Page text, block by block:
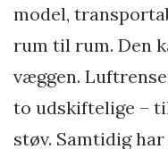
model,
rum til rum. Den
væggen.
to udskiftelige –
støv. Samtidig